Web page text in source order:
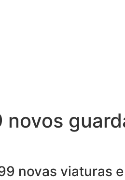
novos
novas viaturas